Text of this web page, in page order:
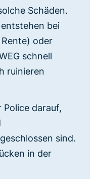
Schäden.
bei
oder
schnell
ruinieren
Police darauf,
sind.
in der